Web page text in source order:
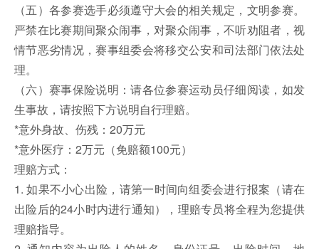
（五）各参赛选手必须遵守大会的相关规定，文明参赛。
严禁在比赛期间聚众闹事，对聚众闹事，不听劝阻者，视
情节恶劣情况，赛事组委会将移交公安和司法部门依法处
理。
（六）赛事保险说明：请各位参赛运动员仔细阅读，如发
生事故，请按照下方说明自行理赔。
*意外身故、伤残：20万元
*意外医疗：2万元（免赔额100元）
理赔方式：
1. 如果不小心出险，请第一时间向组委会进行报案（请在
出险后的24小时内进行通知），理赔专员将全程为您提供
理赔指导。